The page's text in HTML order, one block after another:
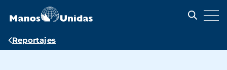
contenido
Ruta
Reportajes